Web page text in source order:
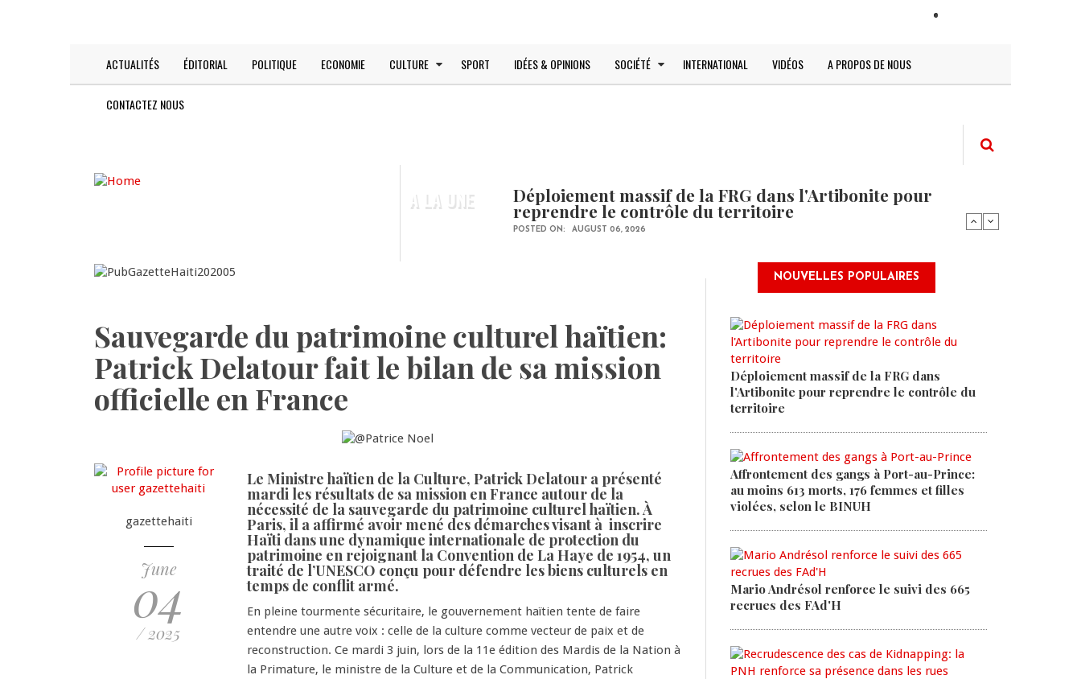
Main
navigation
ACTUALITÉS ÉDITORIAL POLITIQUE ECONOMIE CULTURE SPORT IDÉES & OPINIONS SOCIÉTÉ INTERNATIONAL VIDÉOS A PROPOS DE NOUS
CONTACTEZ NOUS
A LA UNE Déploiement massif de la FRG dans l'Artibonite pour
reprendre le contrôle du territoire
POSTED ON: AUGUST 06, 2026
Sauvegarde du patrimoine culturel haïtien:
Patrick Delatour fait le bilan de sa mission
officielle en France
gazettehaiti
June
04
/ 2025
Le Ministre haïtien de la Culture, Patrick Delatour a présenté
mardi les résultats de sa mission en France autour de la
nécessité de la sauvegarde du patrimoine culturel haïtien. À
Paris, il a affirmé avoir mené des démarches visant à inscrire
Haïti dans une dynamique internationale de protection du
patrimoine en rejoignant la Convention de La Haye de 1954, un
traité de l’UNESCO conçu pour défendre les biens culturels en
temps de conflit armé.
En pleine tourmente sécuritaire, le gouvernement haïtien tente de faire
entendre une autre voix : celle de la culture comme vecteur de paix et de
reconstruction. Ce mardi 3 juin, lors de la 11e édition des Mardis de la Nation à
la Primature, le ministre de la Culture et de la Communication, Patrick
NOUVELLES POPULAIRES
Déploiement massif de la FRG dans
l'Artibonite pour reprendre le contrôle du
territoire
Affrontement des gangs à Port-au-Prince:
au moins 613 morts, 176 femmes et filles
violées, selon le BINUH
Mario Andrésol renforce le suivi des 665
recrues des FAd'H